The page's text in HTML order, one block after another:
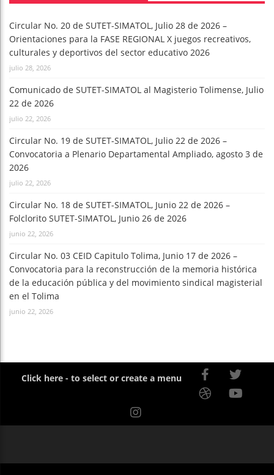
Circular No. 20 de SUTET-SIMATOL, Julio 28 de 2026 –
Orientaciones para la FASE REGIONAL X juegos recreativos,
culturales y deportivos del sector educativo 2026
julio 28, 2026
Comunicado de SUTET-SIMATOL al Magisterio Tolimense, Julio
22 de 2026
julio 22, 2026
Circular No. 19 de SUTET-SIMATOL, Julio 22 de 2026 –
Convocatoria a Plenario Departamental Ampliado, agosto 3 de
2026
julio 22, 2026
Circular No. 18 de SUTET-SIMATOL, Junio 22 de 2026 –
Folclorito SUTET-SIMATOL, Junio 26 de 2026
junio 22, 2026
Circular No. 03 CEID Capitulo Tolima, Junio 17 de 2026 –
Convocatoria para la reconstrucción de la memoria histórica
de la educación pública y del movimiento sindical magisterial
en el Tolima
junio 22, 2026
Click here - to select or create a menu